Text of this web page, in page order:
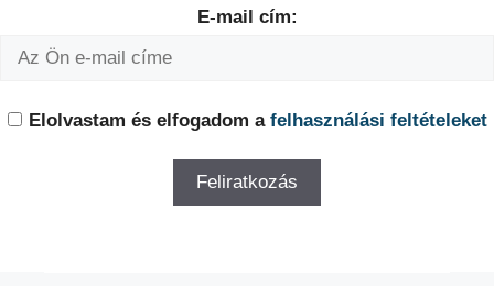
E-mail cím:
Elolvastam és elfogadom a felhasználási feltételeket